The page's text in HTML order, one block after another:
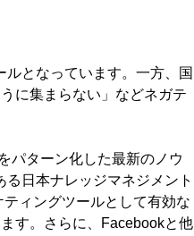
となっています。一方、国
に集まらない」などネガテ
パターン化した最新のノウ
日本ナレッジマネジメント
ィングツールとして有効な
す。さらに、Facebookと他